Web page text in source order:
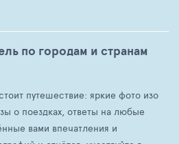
по городам и странам
путешествие: яркие фото изо
о поездках, ответы на любые
вами впечатления и